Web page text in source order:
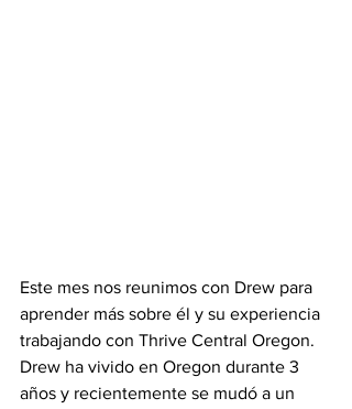
Este mes nos reunimos con Drew para
aprender más sobre él y su experiencia
trabajando con Thrive Central Oregon.
Drew ha vivido en Oregon durante 3
años y recientemente se mudó a un